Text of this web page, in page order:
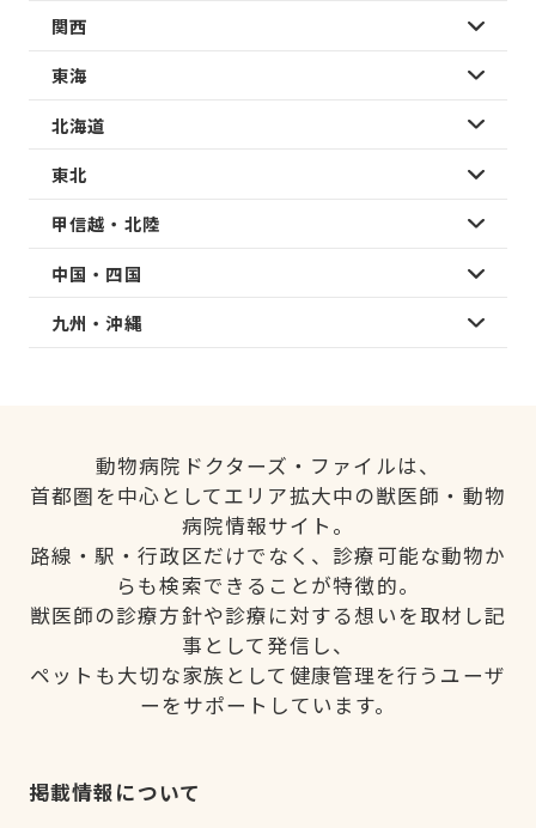
関西
東海
北海道
東北
甲信越・北陸
中国・四国
九州・沖縄
動物病院ドクターズ・ファイルは、
首都圏を中心としてエリア拡大中の獣医師・動物
病院情報サイト。
路線・駅・行政区だけでなく、診療可能な動物か
らも検索できることが特徴的。
獣医師の診療方針や診療に対する想いを取材し記
事として発信し、
ペットも大切な家族として健康管理を行うユーザ
ーをサポートしています。
掲載情報について